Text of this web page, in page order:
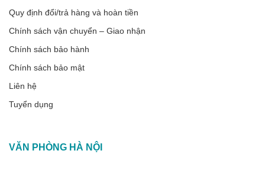
Quy định đổi/trả hàng và hoàn tiền
Chính sách vận chuyển – Giao nhận
Chính sách bảo hành
Chính sách bảo mật
Liên hệ
Tuyển dụng
VĂN PHÒNG HÀ NỘI